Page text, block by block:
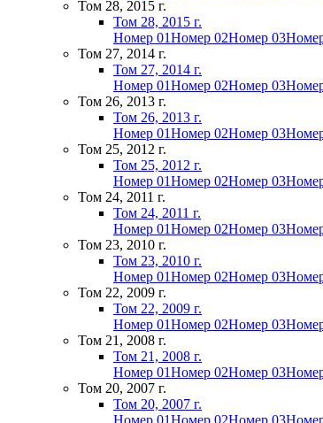
Том 28, 2015 г.
Том 28, 2015 г.
Номер 01Номер 02Номер 03
Том 27, 2014 г.
Том 27, 2014 г.
Номер 01Номер 02Номер 03
Том 26, 2013 г.
Том 26, 2013 г.
Номер 01Номер 02Номер 03
Том 25, 2012 г.
Том 25, 2012 г.
Номер 01Номер 02Номер 03
Том 24, 2011 г.
Том 24, 2011 г.
Номер 01Номер 02Номер 03
Том 23, 2010 г.
Том 23, 2010 г.
Номер 01Номер 02Номер 03
Том 22, 2009 г.
Том 22, 2009 г.
Номер 01Номер 02Номер 03
Том 21, 2008 г.
Том 21, 2008 г.
Номер 01Номер 02Номер 03
Том 20, 2007 г.
Том 20, 2007 г.
Номер 01Номер 02Номер 03